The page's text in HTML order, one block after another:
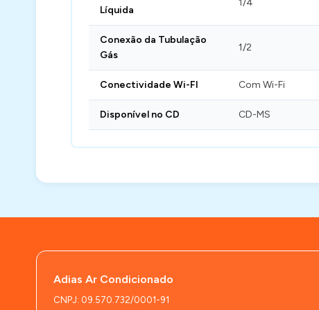
Líquida
1/4
Conexão da Tubulação
Gás
1/2
Conectividade Wi-FI Com Wi-Fi
Disponível no CD CD-MS
Adias Ar Condicionado
CNPJ: 09.570.732/0001-91